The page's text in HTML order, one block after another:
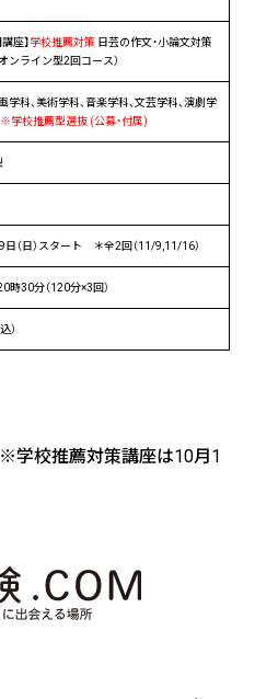
座】 学校推薦対策 日芸の作文・小論文対策
ンライン型2回コース）
学科、美術学科、音楽学科、文芸学科、演劇学
※学校推薦型選抜 (公募・付属)
（日）スタート ＊全2回（11/9,11/16）
時30分（120分×3回）
）
校推薦対策講座は10月1